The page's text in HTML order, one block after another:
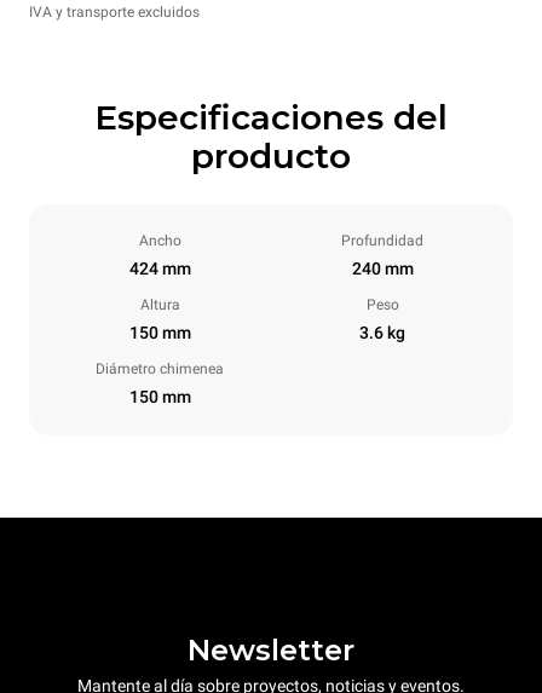
IVA y transporte excluidos
Especificaciones del
producto
Ancho
424 mm
Profundidad
240 mm
Altura
150 mm
Peso
3.6 kg
Diámetro chimenea
150 mm
Newsletter
Mantente al día sobre proyectos, noticias y eventos.